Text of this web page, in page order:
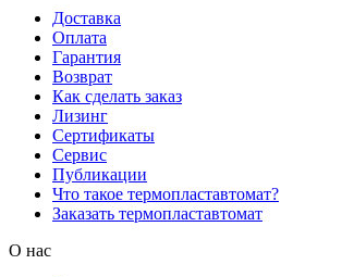
Доставка
Оплата
Гарантия
Возврат
Как сделать заказ
Лизинг
Сертификаты
Сервис
Публикации
Что такое термопластавтомат?
Заказать термопластавтомат
О нас